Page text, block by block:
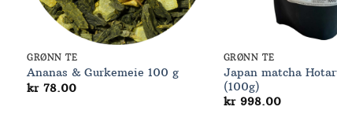
GRØNN TE
Ananas & Gurkemeie 100 g
kr78.00
GRØNN TE
Japan matcha
(100g)
kr998.00